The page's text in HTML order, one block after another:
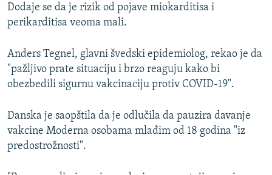
Dodaje se da je rizik od pojave miokarditisa i
perikarditisa veoma mali.
Anders Tegnel, glavni švedski epidemiolog, rekao je da
"pažljivo prate situaciju i brzo reaguju kako bi
obezbedili sigurnu vakcinaciju protiv COVID-19".
Danska je saopštila da je odlučila da pauzira davanje
vakcine Moderna osobama mlađim od 18 godina "iz
predostrožnosti".